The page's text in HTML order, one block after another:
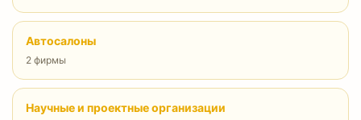
Автосалоны
2 фирмы
Научные и проектные организации